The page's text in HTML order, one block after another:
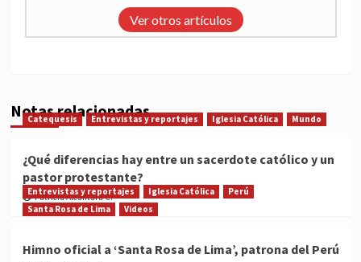
Ver otros artículos
Notas relacionadas
Catequesis Entrevistas y reportajes Iglesia Católica Mundo
¿Qué diferencias hay entre un sacerdote católico y un
pastor protestante?
Patricia Alcántara C.
Entrevistas y reportajes Iglesia Católica
Perú
Santa Rosa de Lima
Videos
Himno oficial a ‘Santa Rosa de Lima’, patrona del Perú